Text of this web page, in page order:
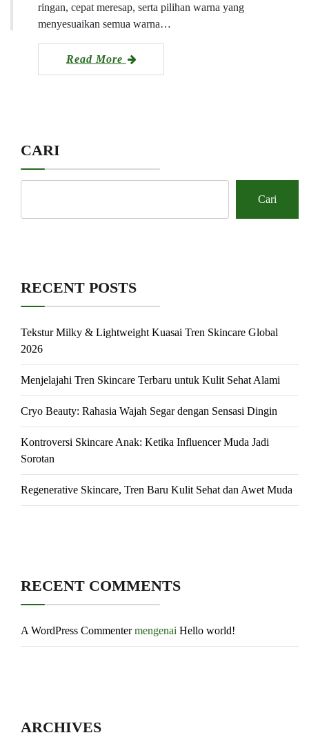
ringan, cepat meresap, serta pilihan warna yang
menyesuaikan semua warna…
Read More
CARI
Cari
RECENT POSTS
Tekstur Milky & Lightweight Kuasai Tren Skincare Global
2026
Menjelajahi Tren Skincare Terbaru untuk Kulit Sehat Alami
Cryo Beauty: Rahasia Wajah Segar dengan Sensasi Dingin
Kontroversi Skincare Anak: Ketika Influencer Muda Jadi
Sorotan
Regenerative Skincare, Tren Baru Kulit Sehat dan Awet Muda
RECENT COMMENTS
A WordPress Commentermengenai Hello world!
ARCHIVES